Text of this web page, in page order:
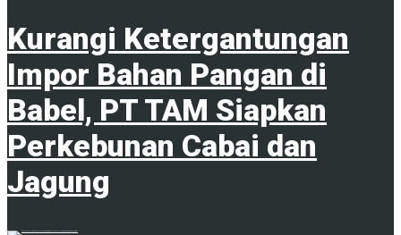
Kurangi Ketergantungan
Impor Bahan Pangan di
Babel, PT TAM Siapkan
Perkebunan Cabai dan
Jagung